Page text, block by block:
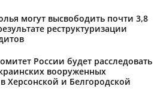
могут высвободить почти 3,8
реструктуризации
России будет расследовать
вооруженных
Херсонской и Белгородской